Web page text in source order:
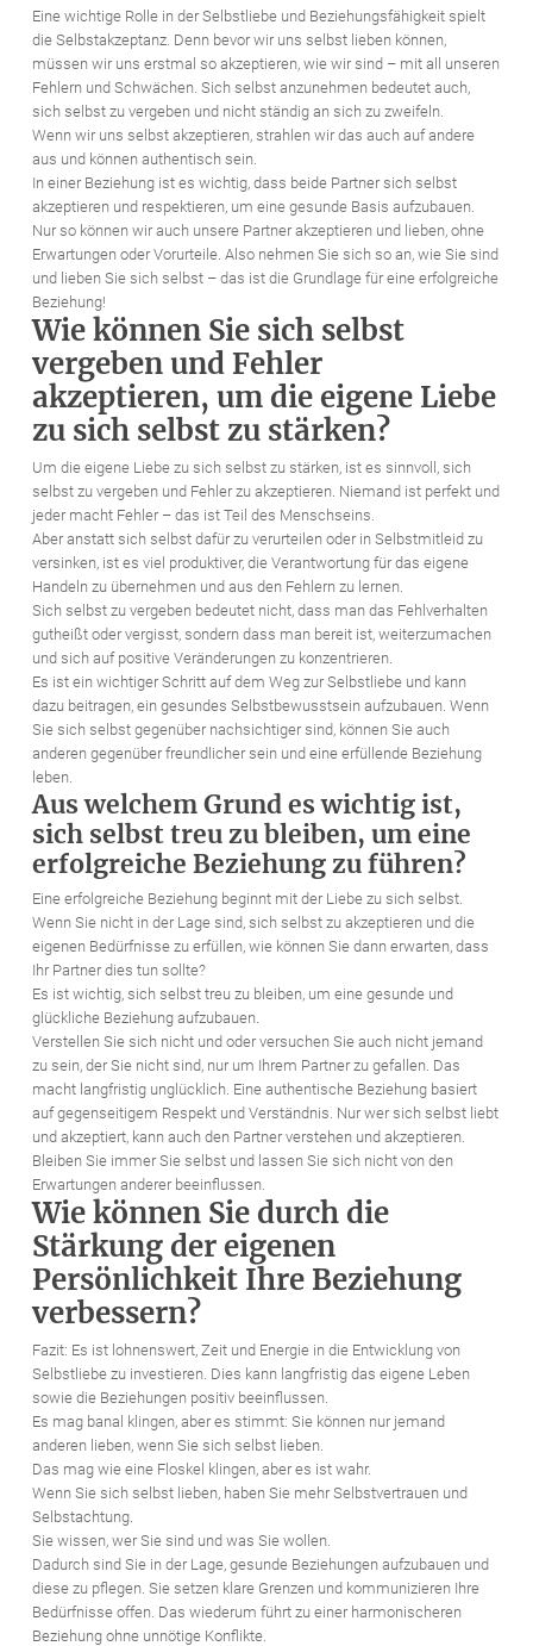
Eine wichtige Rolle in der Selbstliebe und Beziehungsfähigkeit spielt
die Selbstakzeptanz. Denn bevor wir uns selbst lieben können,
müssen wir uns erstmal so akzeptieren, wie wir sind – mit all unseren
Fehlern und Schwächen. Sich selbst anzunehmen bedeutet auch,
sich selbst zu vergeben und nicht ständig an sich zu zweifeln.
Wenn wir uns selbst akzeptieren, strahlen wir das auch auf andere
aus und können authentisch sein.
In einer Beziehung ist es wichtig, dass beide Partner sich selbst
akzeptieren und respektieren, um eine gesunde Basis aufzubauen.
Nur so können wir auch unsere Partner akzeptieren und lieben, ohne
Erwartungen oder Vorurteile. Also nehmen Sie sich so an, wie Sie sind
und lieben Sie sich selbst – das ist die Grundlage für eine erfolgreiche
Beziehung!
Wie können Sie sich selbst
vergeben und Fehler
akzeptieren, um die eigene Liebe
zu sich selbst zu stärken?
Um die eigene Liebe zu sich selbst zu stärken, ist es sinnvoll, sich
selbst zu vergeben und Fehler zu akzeptieren. Niemand ist perfekt und
jeder macht Fehler – das ist Teil des Menschseins.
Aber anstatt sich selbst dafür zu verurteilen oder in Selbstmitleid zu
versinken, ist es viel produktiver, die Verantwortung für das eigene
Handeln zu übernehmen und aus den Fehlern zu lernen.
Sich selbst zu vergeben bedeutet nicht, dass man das Fehlverhalten
gutheißt oder vergisst, sondern dass man bereit ist, weiterzumachen
und sich auf positive Veränderungen zu konzentrieren.
Es ist ein wichtiger Schritt auf dem Weg zur Selbstliebe und kann
dazu beitragen, ein gesundes Selbstbewusstsein aufzubauen. Wenn
Sie sich selbst gegenüber nachsichtiger sind, können Sie auch
anderen gegenüber freundlicher sein und eine erfüllende Beziehung
leben.
Aus welchem Grund es wichtig ist,
sich selbst treu zu bleiben, um eine
erfolgreiche Beziehung zu führen?
Eine erfolgreiche Beziehung beginnt mit der Liebe zu sich selbst.
Wenn Sie nicht in der Lage sind, sich selbst zu akzeptieren und die
eigenen Bedürfnisse zu erfüllen, wie können Sie dann erwarten, dass
Ihr Partner dies tun sollte?
Es ist wichtig, sich selbst treu zu bleiben, um eine gesunde und
glückliche Beziehung aufzubauen.
Verstellen Sie sich nicht und oder versuchen Sie auch nicht jemand
zu sein, der Sie nicht sind, nur um Ihrem Partner zu gefallen. Das
macht langfristig unglücklich. Eine authentische Beziehung basiert
auf gegenseitigem Respekt und Verständnis. Nur wer sich selbst liebt
und akzeptiert, kann auch den Partner verstehen und akzeptieren.
Bleiben Sie immer Sie selbst und lassen Sie sich nicht von den
Erwartungen anderer beeinflussen.
Wie können Sie durch die
Stärkung der eigenen
Persönlichkeit Ihre Beziehung
verbessern?
Fazit: Es ist lohnenswert, Zeit und Energie in die Entwicklung von
Selbstliebe zu investieren. Dies kann langfristig das eigene Leben
sowie die Beziehungen positiv beeinflussen.
Es mag banal klingen, aber es stimmt: Sie können nur jemand
anderen lieben, wenn Sie sich selbst lieben.
Das mag wie eine Floskel klingen, aber es ist wahr.
Wenn Sie sich selbst lieben, haben Sie mehr Selbstvertrauen und
Selbstachtung.
Sie wissen, wer Sie sind und was Sie wollen.
Dadurch sind Sie in der Lage, gesunde Beziehungen aufzubauen und
diese zu pflegen. Sie setzen klare Grenzen und kommunizieren Ihre
Bedürfnisse offen. Das wiederum führt zu einer harmonischeren
Beziehung ohne unnötige Konflikte.